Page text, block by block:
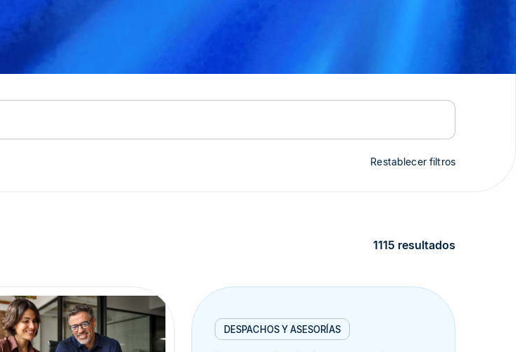
Restablecer filtros
1115 resultados
DESPACHOS Y ASESORÍAS